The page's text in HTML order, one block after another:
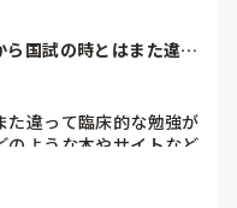
国試の時とはまた違っ
違って臨床的な勉強が
のような本やサイトなど